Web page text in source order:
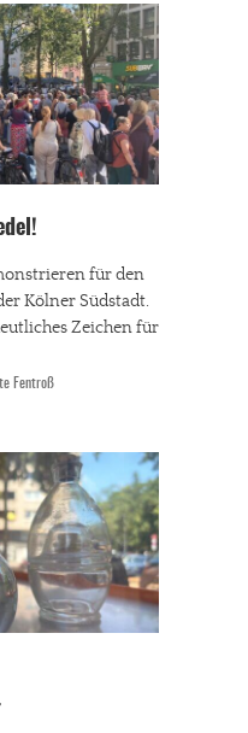
für den
Kölner Südstadt.
Zeichen für
Fentroß